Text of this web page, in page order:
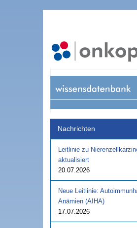
Nachrichten
Leitlinie zu
aktualisiert
20.07.2026
Neue Leitlinie:
Anämien (AIHA)
17.07.2026